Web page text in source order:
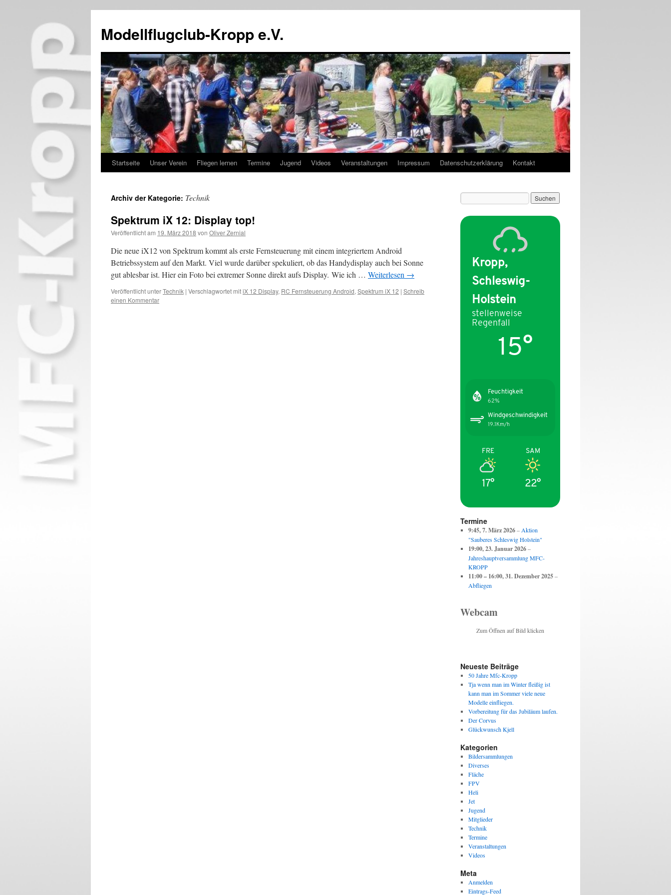
springen
Modellflugclub-Kropp e.V.
Startseite Unser Verein Fliegen lernen Termine Jugend Videos Veranstaltungen Impressum Datenschutzerklärung Kontakt
Archiv der Kategorie: Technik
Spektrum iX 12: Display top!
Veröffentlicht am 19. März 2018 von Oliver Zernial
Die neue iX12 von Spektrum kommt als erste Fernsteuerung mit einem integriertem Android
Betriebssystem auf den Markt. Viel wurde darüber spekuliert, ob das Handydisplay auch bei Sonne
gut ablesbar ist. Hier ein Foto bei extremer Sonne direkt aufs Display. Wie ich … Weiterlesen →
Veröffentlicht unterTechnik | Verschlagwortet mitiX 12 Display, RC Fernsteuerung Android, Spektrum iX 12 | Schreib
einen Kommentar
Kropp,
Schleswig-
Holstein
stellenweise
Regenfall
15°
Feuchtigkeit
62%
Windgeschwindigkeit
19.1Km/h
FRE
17°
SAM
22°
Termine
9:45,7. März 2026– Aktion
"Sauberes Schleswig Holstein"
19:00,23. Januar 2026–
Jahreshauptversammlung MFC-
KROPP
11:00 – 16:00,31. Dezember 2025–
Abfliegen
Webcam
Zum Öffnen auf Bild klicken
Neueste Beiträge
50 Jahre Mfc-Kropp
Tja wenn man im Winter fleißig ist
kann man im Sommer viele neue
Modelle einfliegen.
Vorbereitung für das Jubiläum laufen.
Der Corvus
Glückwunsch Kjell
Kategorien
Bildersammlungen
Diverses
Fläche
FPV
Heli
Jet
Jugend
Mitglieder
Technik
Termine
Veranstaltungen
Videos
Meta
Anmelden
Eintrags-Feed